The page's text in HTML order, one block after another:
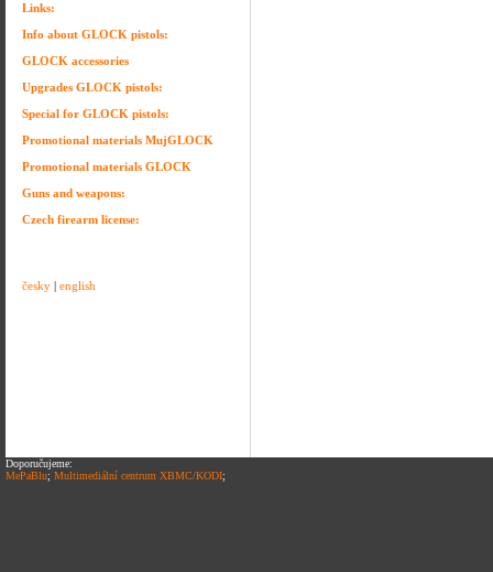
Links:
Info about GLOCK pistols:
GLOCK accessories
Upgrades GLOCK pistols:
Special for GLOCK pistols:
Promotional materials MujGLOCK
Promotional materials GLOCK
Guns and weapons:
Czech firearm license:
česky | english
Doporučujeme:
MePaBlu; Multimediální centrum XBMC/KODI;